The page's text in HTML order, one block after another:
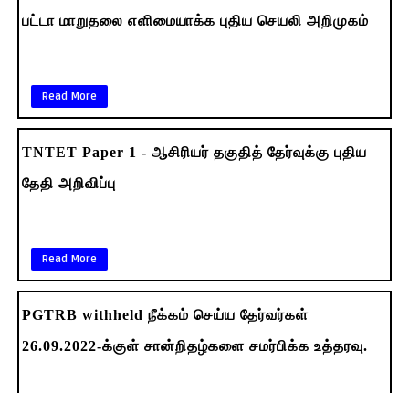
பட்டா மாறுதலை எளிமையாக்க புதிய செயலி அறிமுகம்
Read More
TNTET Paper 1 - ஆசிரியர்‌ தகுதித்‌ தேர்வுக்கு புதிய
தேதி அறிவிப்பு
Read More
PGTRB withheld நீக்கம் செய்ய தேர்வர்கள்
26.09.2022-க்குள் சான்றிதழ்களை சமர்பிக்க உத்தரவு.